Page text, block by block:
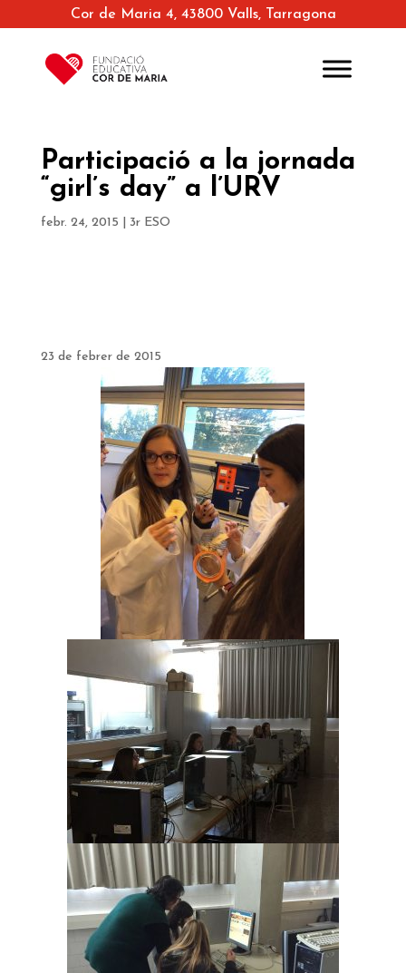
Cor de Maria 4, 43800 Valls, Tarragona
Participació a la jornada
“girl’s day” a l’URV
febr. 24, 2015 3r ESO
23 de febrer de 2015